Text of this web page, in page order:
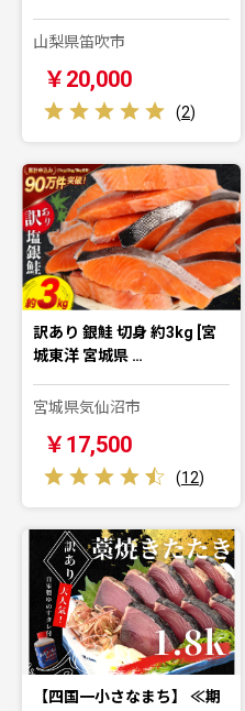
山梨県笛吹市
￥20,000
(2)
訳あり 銀鮭 切身 約3kg [宮
城東洋 宮城県 …
宮城県気仙沼市
￥17,500
(12)
【四国一小さなまち】 ≪期